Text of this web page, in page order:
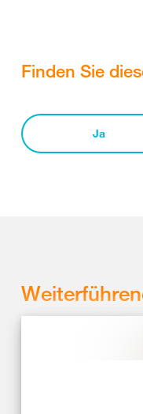
Finden Sie
Ja